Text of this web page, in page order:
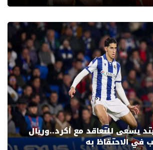
يسعى للتعاقد مع أكرد..وريال
في الاحتفاظ به